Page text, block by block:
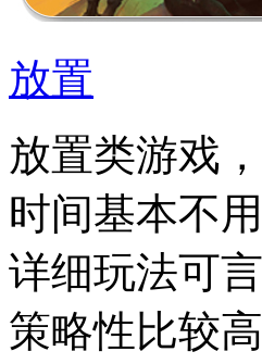
放置
放置类游戏
时间基本不
详细玩法可
策略性比较